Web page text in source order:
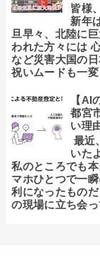
皆様
新年
旦早々、北陸に
われた方々には
など災害大国の
祝いムードも一
【AI
都宮
い理
最近
いた
私のところでも
マホひとつで一
利になったもの
の現場に立ち会